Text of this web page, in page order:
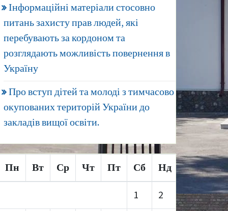
Інформаційні матеріали стосовно
питань захисту прав людей, які
перебувають за кордоном та
розглядають можливість повернення в
Україну
Про вступ дітей та молоді з тимчасово
окупованих територій України до
закладів вищої освіти.
Пн Вт Ср Чт Пт Сб Нд
1 2